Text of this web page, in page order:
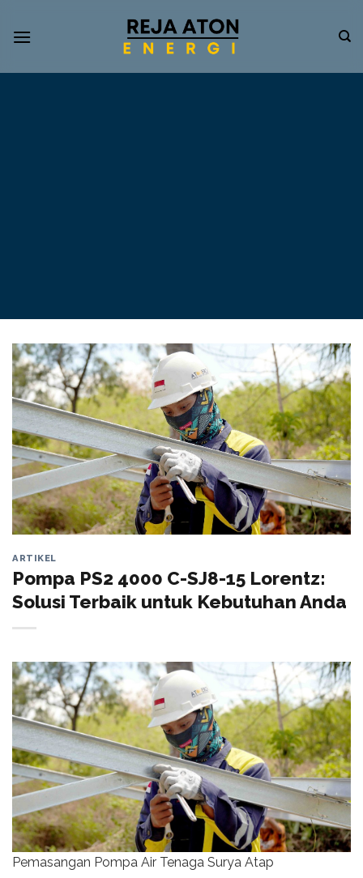
Informasi
ARTIKEL
Pompa PS2 4000 C-SJ8-15 Lorentz:
Solusi Terbaik untuk Kebutuhan Anda
Pemasangan Pompa Air Tenaga Surya Atap